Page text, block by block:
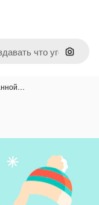
Поиск